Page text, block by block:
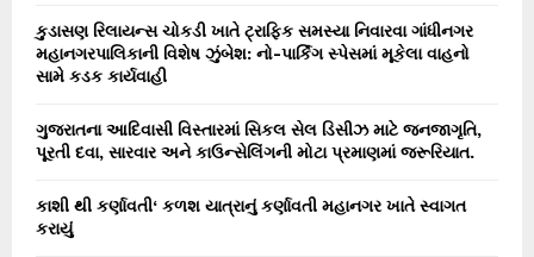
C
કુડાસણ રિલાયન્સ ચોકડી ખાતે ટ્રાફિક સમસ્યા નિવારવા ગાંધીનગર
મહાનગરપાલિકાની વિશેષ ઝુંબેશ: નો-પાર્કિંગ સ્પેસમાં મૂકેલા વાહનો
સામે કડક કાર્યવાહી
ગુજરાતના આદિવાસી વિસ્તારમાં સિકલ સેલ ડિસીઝ માટે જનજાગૃતિ,
પૂરતી દવા, સારવાર અને કાઉન્સેલિંગની મોટા પ્રમાણમાં જરૂરિયાત.
કાશી થી કર્ણાવતી‘ કળશ યાત્રાનું કર્ણાવતી મહાનગર ખાતે સ્વાગત
કરાયું